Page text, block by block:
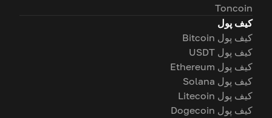
Toncoin
کیف پول
کیف پول Bitcoin
کیف پول USDT
کیف پول Ethereum
کیف پول Solana
کیف پول Litecoin
کیف پول Dogecoin